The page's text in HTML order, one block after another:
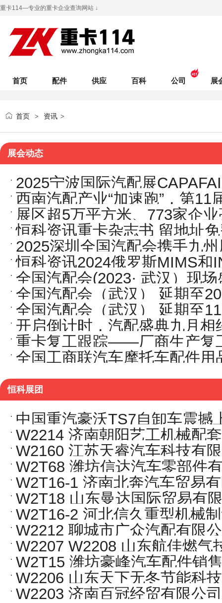
重卡114—专业的重卡企业查询网站 ↓
首页 配件 供应 百科 公司 展
首页 > 资讯 >
展会动态
2025宁波国际汽配展
西南汽配产业“加速跑”，第11
收官
展区超5万平方米、773家企
创新高
恒科资讯重卡杂志书 留地址
2025深圳全国汽配会携手九
大航海时代
恒科资讯2024俄罗斯MIMS和
全国汽配会(2023· 武汉）现
全国汽配会（武汉） 延期至
全国汽配会（武汉） 延期至
开启倒计时，汽配盛典九月相
重卡复工跟踪——厂商生产复
全国工商联汽车摩托车配件
都开幕式上的讲话
恒科展团
中国重汽豪沃TS7自卸车震撼
W2214 济南朝阳艺工机械配
W2160 江苏天睿汽车科技有
W2T68 潍坊信达汽车零部件
W2T16-1 济南北奔汽车贸易
W2T18 山东曼达国际贸易有
W2T16-2 河北信久重型机械
W2212 聊城市广众汽配有限
W2207 W2208 山东航佳燃气
W2T15 潍坊豪峰汽车配件销
W2206 山东天下无冬节能科
W2203 济南百冠经贸有限公司